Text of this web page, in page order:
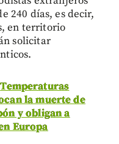
240 días, es decir,
en territorio
solicitar
la muerte de
y obligan a
Europa